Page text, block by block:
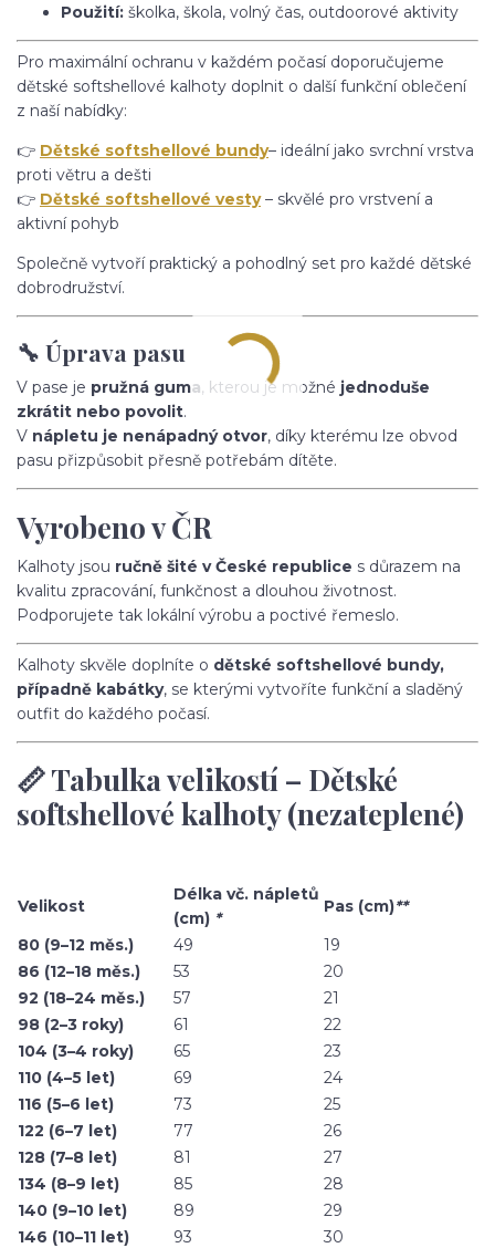
Použití: školka, škola, volný čas, outdoorové aktivity
Pro maximální ochranu v každém počasí doporučujeme
dětské softshellové kalhoty doplnit o další funkční oblečení
z naší nabídky:
👉 Dětské softshellové bundy– ideální jako svrchní vrstva
proti větru a dešti
👉 Dětské softshellové vesty– skvělé pro vrstvení a
aktivní pohyb
Společně vytvoří praktický a pohodlný set pro každé dětské
dobrodružství.
🔧 Úprava pasu
V pase je pružná guma, kterou je možné jednoduše
zkrátit nebo povolit.
V nápletu je nenápadný otvor, díky kterému lze obvod
pasu přizpůsobit přesně potřebám dítěte.
Vyrobeno v ČR
Kalhoty jsou ručně šité v České republice s důrazem na
kvalitu zpracování, funkčnost a dlouhou životnost.
Podporujete tak lokální výrobu a poctivé řemeslo.
Kalhoty skvěle doplníte o dětské softshellové bundy,
případně kabátky, se kterými vytvoříte funkční a sladěný
outfit do každého počasí.
📏 Tabulka velikostí – Dětské
softshellové kalhoty (nezateplené)
Velikost
Délka vč. nápletů
(cm) *
Pas (cm)**
80 (9–12 měs.)
49
19
86 (12–18 měs.)
53
20
92 (18–24 měs.)
57
21
98 (2–3 roky)
61
22
104 (3–4 roky)
65
23
110 (4–5 let)
69
24
116 (5–6 let)
73
25
122 (6–7 let)
77
26
128 (7–8 let)
81
27
134 (8–9 let)
85
28
140 (9–10 let)
89
29
146 (10–11 let)
93
30